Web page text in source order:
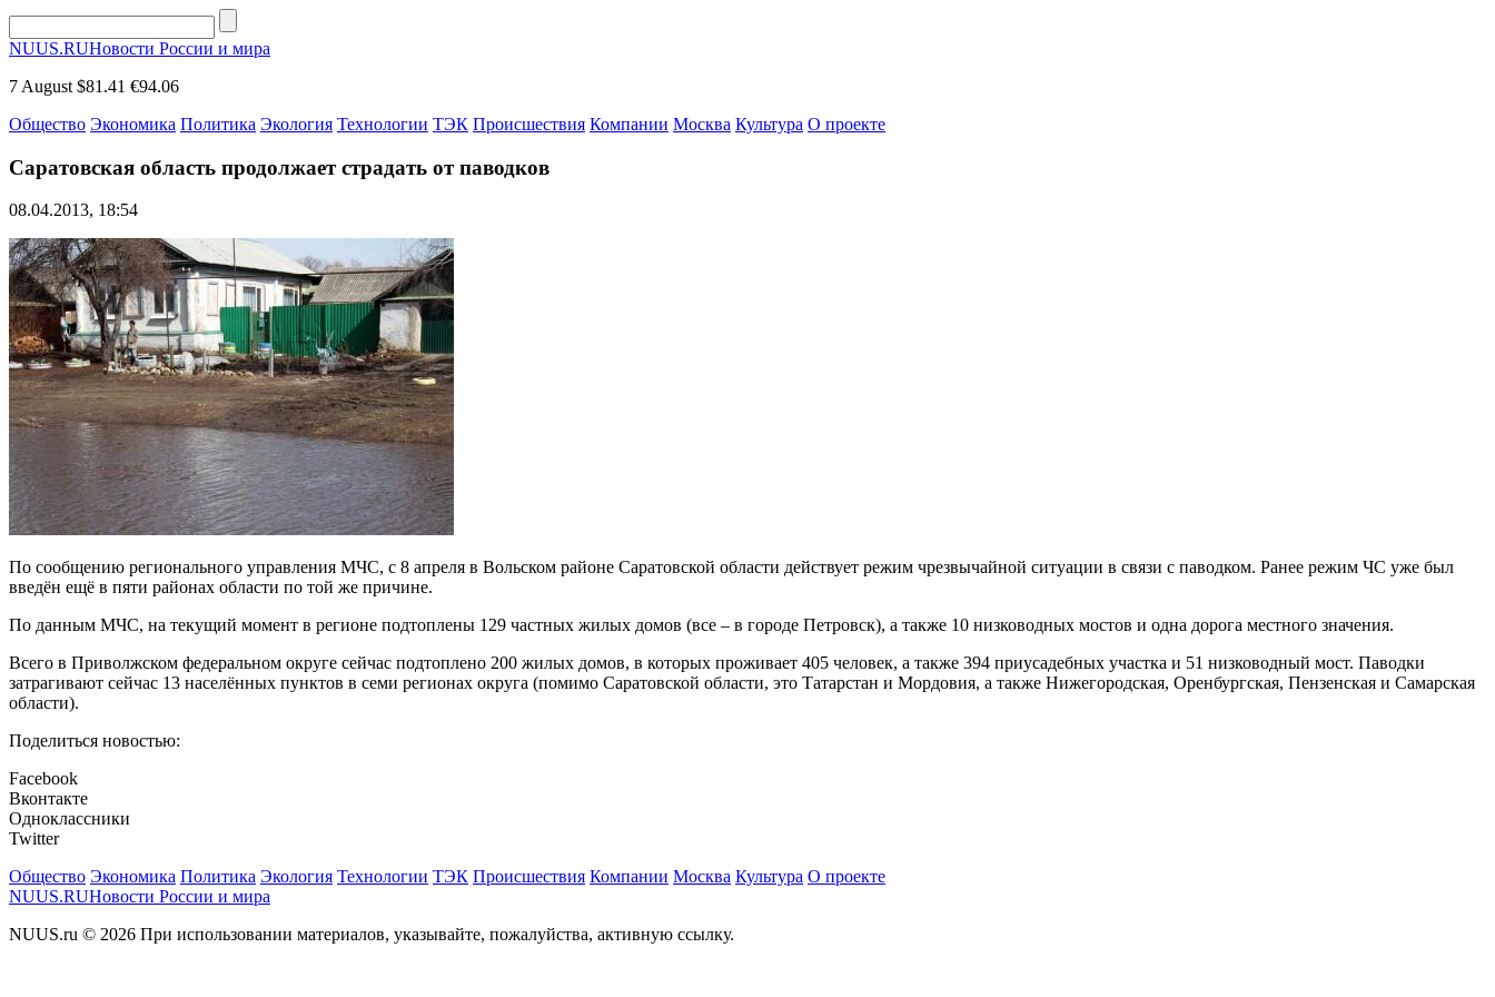
NUUS.RUНовости России и мира
7 August $81.41 €94.06
Общество Экономика Политика Экология Технологии ТЭК Происшествия Компании Москва Культура О проекте
Саратовская область продолжает страдать от паводков
08.04.2013, 18:54
По сообщению регионального управления МЧС, с 8 апреля в Вольском районе Саратовской области действует режим чрезвычайной ситуации в связи с паводком. Ранее режим ЧС уже был
введён ещё в пяти районах области по той же причине.
По данным МЧС, на текущий момент в регионе подтоплены 129 частных жилых домов (все – в городе Петровск), а также 10 низководных мостов и одна дорога местного значения.
Всего в Приволжском федеральном округе сейчас подтоплено 200 жилых домов, в которых проживает 405 человек, а также 394 приусадебных участка и 51 низководный мост. Паводки
затрагивают сейчас 13 населённых пунктов в семи регионах округа (помимо Саратовской области, это Татарстан и Мордовия, а также Нижегородская, Оренбургская, Пензенская и Самарская
области).
Поделиться новостью:
Facebook
Вконтакте
Одноклассники
Twitter
Общество Экономика Политика Экология Технологии ТЭК Происшествия Компании Москва Культура О проекте
NUUS.RUНовости России и мира
NUUS.ru © 2026 При использовании материалов, указывайте, пожалуйства, активную ссылку.